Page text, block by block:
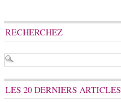
RECHERCHEZ
LES 20 DERNIERS ARTICLES